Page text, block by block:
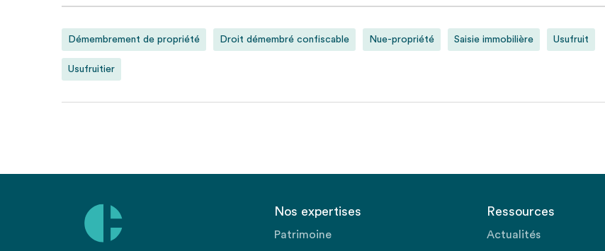
Démembrement de propriété Droit démembré confiscable Nue-propriété Saisie immobilière Usufruit
Usufruitier
Nos expertises
Patrimoine
Ressources
Actualités